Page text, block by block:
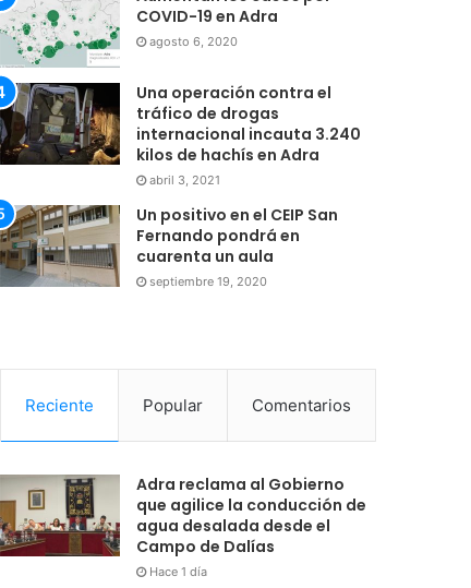
COVID-19 en Adra
agosto 6, 2020
Una operación contra el
tráfico de drogas
internacional incauta 3.240
kilos de hachís en Adra
abril 3, 2021
Un positivo en el CEIP San
Fernando pondrá en
cuarenta un aula
septiembre 19, 2020
Reciente Popular Comentarios
Adra reclama al Gobierno
que agilice la conducción de
agua desalada desde el
Campo de Dalías
Hace 1 día